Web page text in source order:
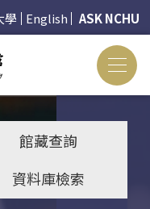
學 English ASK NCHU
館藏查詢
資料庫檢索